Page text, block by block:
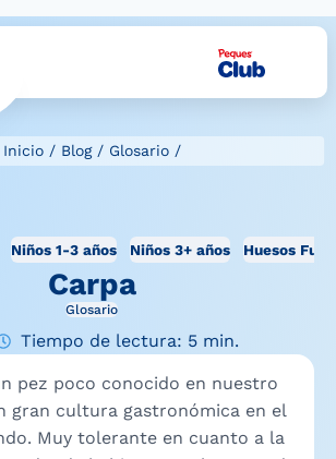
Inicio/ Blog/ Glosario/
Niños 1-3 años Niños 3+ años Huesos
Carpa
Glosario
Tiempo de lectura: 5 min.
pez poco conocido en nuestro
gran cultura gastronómica en el
Muy tolerante en cuanto a la